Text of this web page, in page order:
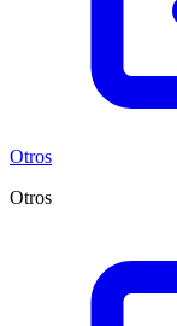
Otros
Otros